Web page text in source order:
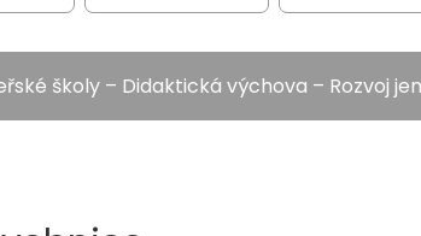
školy – Didaktická výchova – Rozvoj